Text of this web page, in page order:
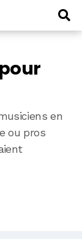
en
ou pros